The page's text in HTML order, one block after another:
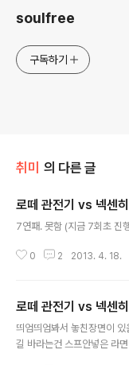
soulfree
구독하기
취미 의 다른 글
로떼 관전기 vs 넥센
7연패. 못함 (지금 7회초 진
0 2 2013. 4. 18.
로떼 관전기 vs 넥센
띄엄띄엄봐서 놓친장면이
길 바라는건 스프안넣은 라